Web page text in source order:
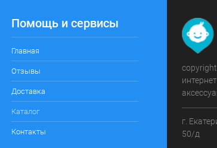
Помощь и сервисы
Главная
Отзывы
Доставка
Каталог
Контакты
г.
50/д